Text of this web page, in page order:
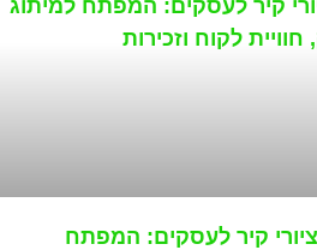
ציורי קיר לעסקים: המפתח